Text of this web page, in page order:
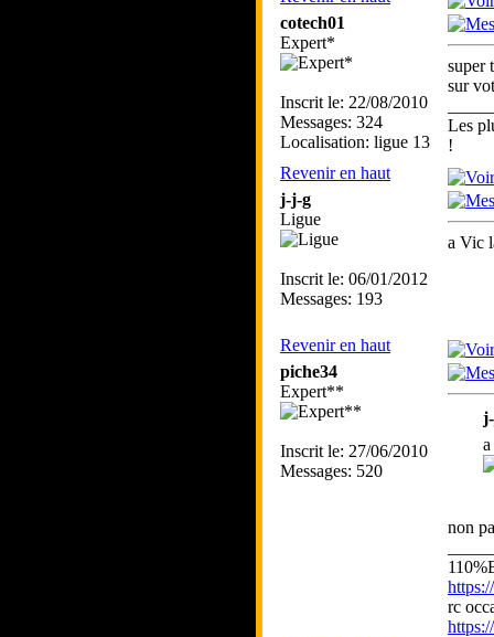
cotech01
Expert*
Inscrit le: 22/08/2010
Messages: 324
Localisation: ligue 13
super
sur
Les
!
Revenir en haut
j-j-g
Ligue
Inscrit le: 06/01/2012
Messages: 193
a Vic
Revenir en haut
piche34
Expert**
Inscrit le: 27/06/2010
Messages: 520
non
rc